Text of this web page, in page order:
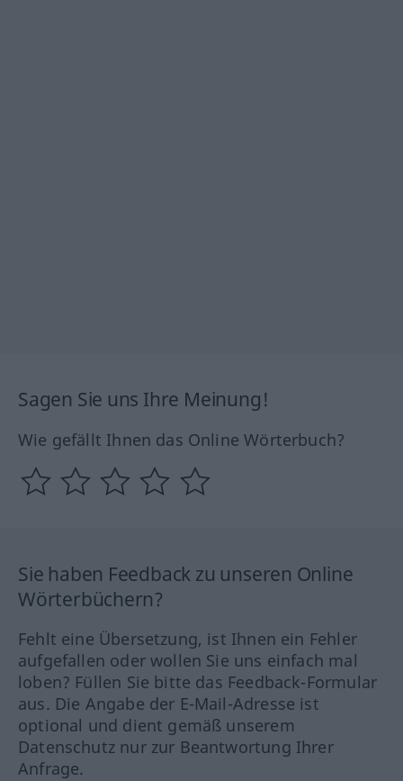
Sagen Sie uns Ihre Meinung!
Wie gefällt Ihnen das Online Wörterbuch?
Sie haben Feedback zu unseren Online
Wörterbüchern?
Fehlt eine Übersetzung, ist Ihnen ein Fehler
aufgefallen oder wollen Sie uns einfach mal
loben? Füllen Sie bitte das Feedback-Formular
aus. Die Angabe der E-Mail-Adresse ist
optional und dient gemäß unserem
Datenschutz nur zur Beantwortung Ihrer
Anfrage.